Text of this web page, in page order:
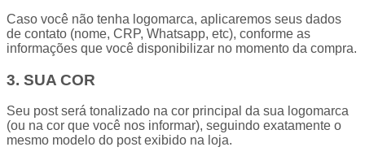
Caso você não tenha logomarca, aplicaremos seus dados
de contato (nome, CRP, Whatsapp, etc), conforme as
informações que você disponibilizar no momento da compra.
3. SUA COR
Seu post será tonalizado na cor principal da sua logomarca
(ou na cor que você nos informar), seguindo exatamente o
mesmo modelo do post exibido na loja.